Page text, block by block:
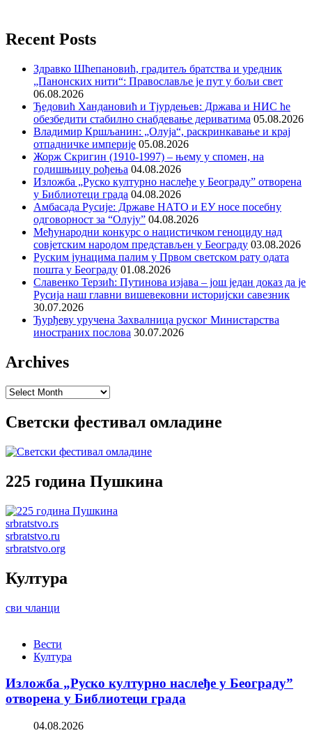
Recent Posts
Здравко Шћепановић, градитељ братства и уредник
„Панонских нити“: Православље је пут у бољи свет
06.08.2026
Ђедовић Хандановић и Тјурдењев: Држава и НИС ће
обезбедити стабилно снабдевање дериватима 05.08.2026
Владимир Кршљанин: „Олуја“, раскринкавање и крај
отпадничке империје 05.08.2026
Жорж Скригин (1910-1997) – њему у спомен, на
годишњицу рођења 04.08.2026
Изложба „Руско културно наслеђе у Београду” отворена
у Библиотеци града 04.08.2026
Амбасада Русије: Државе НАТО и ЕУ носе посебну
одговорност за “Олују” 04.08.2026
Међународни конкурс о нацистичком геноциду над
совјетским народом представљен у Београду 03.08.2026
Руским јунацима палим у Првом светском рату одата
пошта у Београду 01.08.2026
Славенко Терзић: Путинова изјава – још један доказ да је
Русија наш главни вишевековни историјски савезник
30.07.2026
Ђурђеву уручена Захвалница руског Министарства
иностраних послова 30.07.2026
Archives
Archives
Светски фестивал омладине
225 година Пушкина
srbratstvo.rs
srbratstvo.ru
srbratstvo.org
Култура
сви чланци
Вести
Култура
Изложба „Руско културно наслеђе у Београду”
отворена у Библиотеци града
04.08.2026